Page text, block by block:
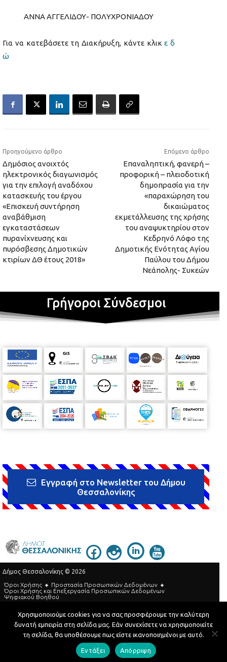
ΑΝΝΑ ΑΓΓΕΛΙΔΟΥ- ΠΟΛΥΧΡΟΝΙΑΔΟΥ
Για να κατεβάσετε τη Διακήρυξη, κάντε κλικε δ
ώ
Προηγούμενο άρθρο
Δημόσιος ανοιχτός
ηλεκτρονικός διαγωνισμός
για την επιλογή αναδόχου
κατασκευής του έργου
«Επισκευή συντήρηση
αναβάθμιση
εγκαταστάσεων
πυρανίχνευσης και
πυρόσβεσης Δημοτικών
κτιρίων ΔΘ έτους 2018»
Επόμενο άρθρο
Επαναληπτική, φανερή –
προφορική – πλειοδοτική
δημοπρασία για την
«παραχώρηση του
δικαιώματος
εκμετάλλευσης της χρήσης
του αναψυκτηρίου στον
Κεδρηνό Λόφο της
Δημοτικής Ενότητας Αγίου
Παύλου του Δήμου
Νεάπολης- Συκεών
Γρήγοροι Σύνδεσμοι
Εγγραφή στο Newsletter του Δήμου
Θεσσαλονίκης
Δήμος Θεσσαλονίκης © 2026
Όροι Χρήσης
Προστασία Προσωπικών Δεδομένων
Όροι Xρήσης και Eπεξεργασία Προσωπικών Δεδομένων
Ψηφιακού Βοηθού
Τηλεφωνικός Κατάλογος
Developed by MyCompany Projects
Χρησιμοποιούμε cookies για να σας προσφέρουμε την καλύτερη
δυνατή εμπειρία στη σελίδα μας. Εάν συνεχίσετε να χρησιμοποιείτε
τη σελίδα, θα υποθέσουμε πως είστε ικανοποιημένοι με αυτό.
Εντάξει Απόρριψη